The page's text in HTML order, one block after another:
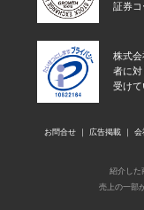
証券コ
株式
者に
受けて
お問合せ 広告掲載 会
紹介した
売上の一部